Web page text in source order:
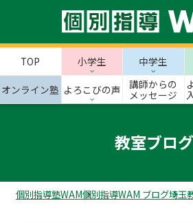
TOP 小学生 中学生
オンライン塾 よろこびの声
講師からの
メッセージ
教室ブログ
個別指導塾WAM個別指導WAM ブログ埼玉